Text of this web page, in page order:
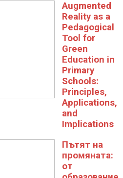
Augmented
Reality as a
Pedagogical
Tool for
Green
Education in
Primary
Schools:
Principles,
Applications,
and
Implications
Пътят на
промяната:
от